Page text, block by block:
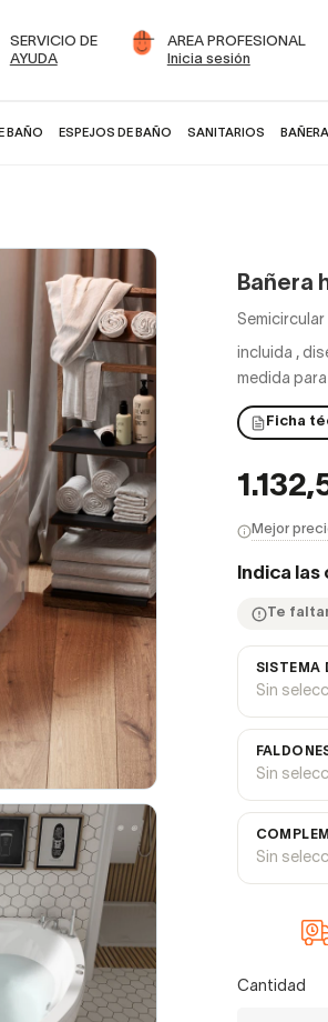
SERVICIO DE
AYUDA
AREA PROFESIONAL
Inicia sesión
BAÑO ESPEJOS DE BAÑO SANITARIOS
Bañera
incluida ,
medida
Ficha
Mejor
Indica
Te
SISTEMA
Sin
Sin
Sin
Cantidad